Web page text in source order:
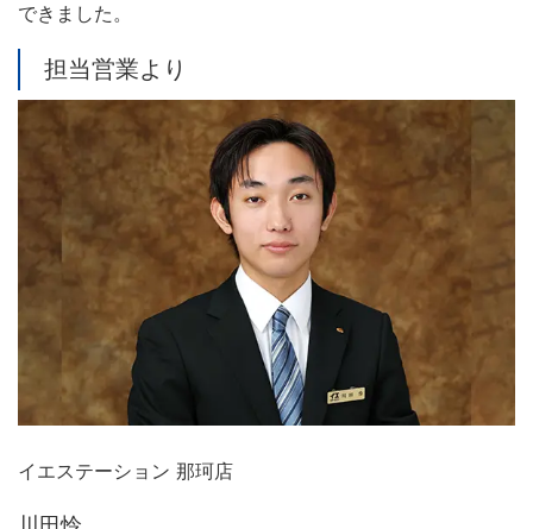
できました。
担当営業より
イエステーション 那珂店